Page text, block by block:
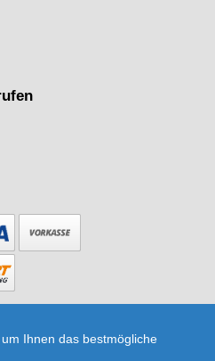
moisture-
Ihnen das bestmögliche